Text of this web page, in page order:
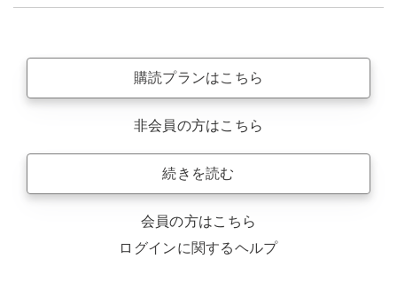
購読プランはこちら
非会員の方はこちら
続きを読む
会員の方はこちら
ログインに関するヘルプ